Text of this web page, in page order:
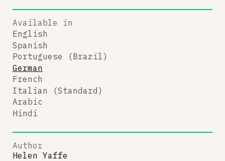
Available in
English
Spanish
Portuguese (Brazil)
German
French
Italian (Standard)
Arabic
Hindi
Author
Helen Yaffe